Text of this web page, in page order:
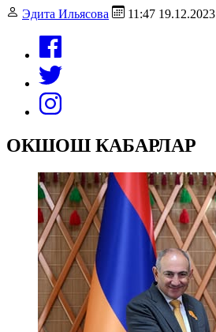
Эдита Ильясова 11:47 19.12.2023
ОКШОШ КАБАРЛАР